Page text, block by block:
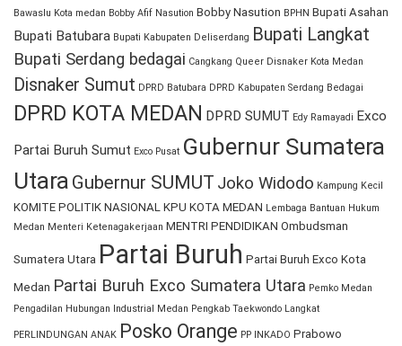
Bawaslu Kota medan Bobby Afif Nasution Bobby Nasution BPHN Bupati Asahan
Bupati Batubara Bupati Kabupaten Deliserdang Bupati Langkat
Bupati Serdang bedagai Cangkang Queer Disnaker Kota Medan
Disnaker Sumut DPRD Batubara DPRD Kabupaten Serdang Bedagai
DPRD KOTA MEDAN DPRD SUMUT Edy Ramayadi Exco
Partai Buruh Sumut Exco Pusat Gubernur Sumatera
Utara Gubernur SUMUT Joko Widodo Kampung Kecil
KOMITE POLITIK NASIONAL KPU KOTA MEDAN Lembaga Bantuan Hukum
Medan Menteri Ketenagakerjaan MENTRI PENDIDIKAN Ombudsman
Sumatera Utara Partai Buruh Partai Buruh Exco Kota
Medan Partai Buruh Exco Sumatera Utara Pemko Medan
Pengadilan Hubungan Industrial Medan Pengkab Taekwondo Langkat
PERLINDUNGAN ANAK Posko Orange PP INKADO Prabowo